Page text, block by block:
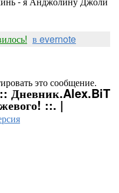
в evernote
это сообщение.
Дневник.Alex.BiT
::. |